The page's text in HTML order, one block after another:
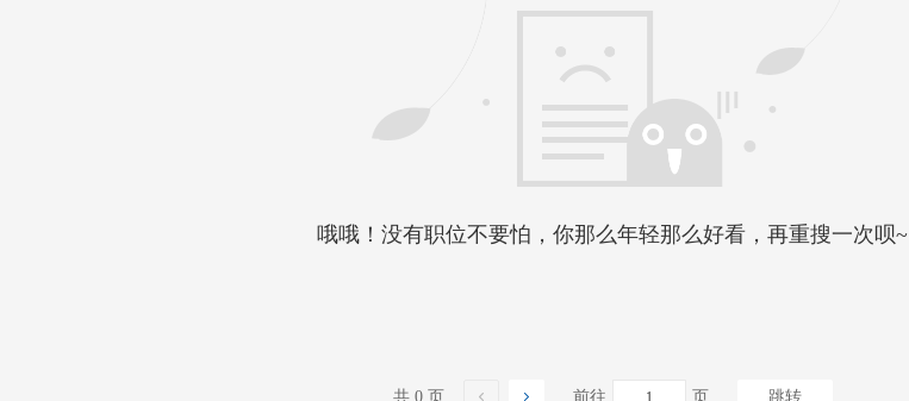
哦哦！没有职位不要怕，你那么年轻那么好看，再重搜一次呗~
共 0 页 前往 页 跳转